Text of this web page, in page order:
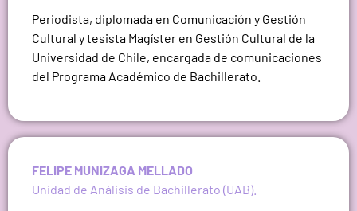
Periodista, diplomada en Comunicación y Gestión
Cultural y tesista Magíster en Gestión Cultural de la
Universidad de Chile, encargada de comunicaciones
del Programa Académico de Bachillerato.
FELIPE MUNIZAGA MELLADO
Unidad de Análisis de Bachillerato (UAB).